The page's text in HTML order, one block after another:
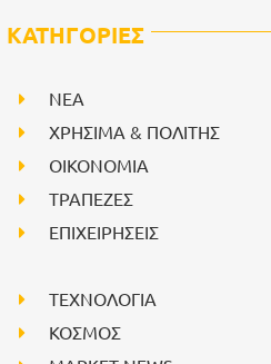
ΚΑΤΗΓΟΡΙΕΣ
NEA
ΧΡΗΣΙΜΑ & ΠΟΛΙΤΗΣ
ΟΙΚΟΝΟΜΙΑ
ΤΡΑΠΕΖΕΣ
ΕΠΙΧΕΙΡΗΣΕΙΣ
ΤΕΧΝΟΛΟΓΙΑ
ΚΟΣΜΟΣ